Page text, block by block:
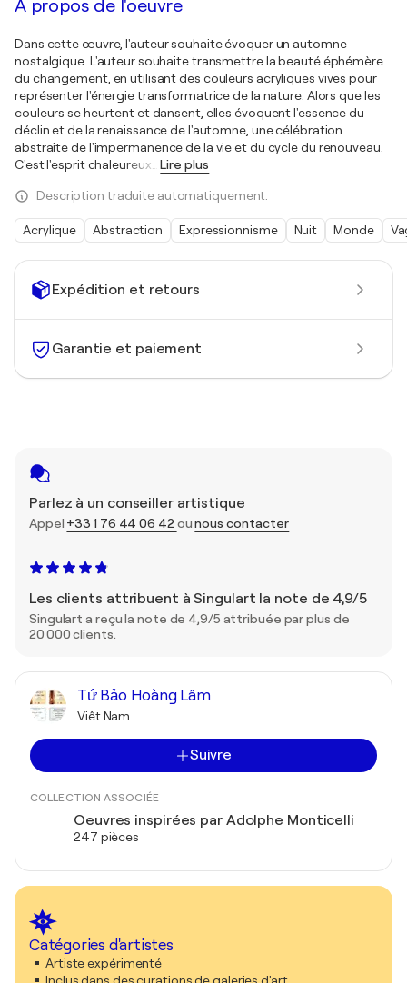
Expédition et retours
Garantie et paiement
Parlez à un conseiller artistique
Appel +33 1 76 44 06 42 ounous contacter
Les clients attribuent à Singulart la note de 4,9/5
Singulart a reçu la note de 4,9/5 attribuée par plus de
20 000 clients.
Tứ Bảo Hoàng Lâm
Viêt Nam
Suivre
COLLECTION ASSOCIÉE
Oeuvres inspirées par Adolphe Monticelli
247 pièces
Catégories d'artistes
Artiste expérimenté
À propos de l'oeuvre
Dans cette œuvre, l'auteur souhaite évoquer un automne
nostalgique. L'auteur souhaite transmettre la beauté éphémère
du changement, en utilisant des couleurs acryliques vives pour
représenter l'énergie transformatrice de la nature. Alors que les
couleurs se heurtent et dansent, elles évoquent l'essence du
déclin et de la renaissance de l'automne, une célébration
abstraite de l'impermanence de la vie et du cycle du renouveau.
C'est l'esprit chaleureux
Lire plus
Description traduite automatiquement.
Acrylique Abstraction Expressionnisme Nuit Monde